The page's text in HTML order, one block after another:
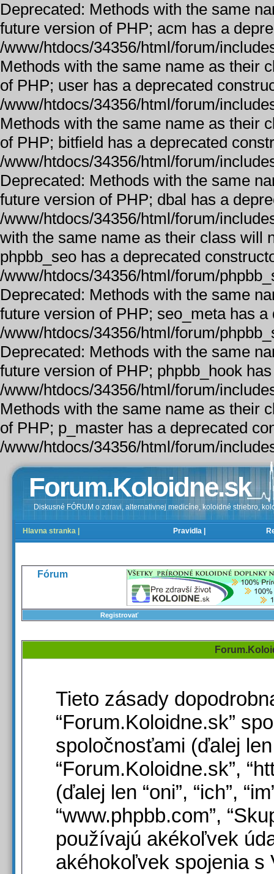
Deprecated: Methods with the same
future version of PHP; acm has a
/www/htdocs/34356/html/forum/
Methods with the same name as their
of PHP; user has a deprecated
/www/htdocs/34356/html/forum/
Methods with the same name as their
of PHP; bitfield has a deprecated
/www/htdocs/34356/html/forum/
Deprecated: Methods with the same
future version of PHP; dbal has a
/www/htdocs/34356/html/forum/
with the same name as their class will
phpbb_seo has a deprecated
/www/htdocs/34356/html/forum/
Deprecated: Methods with the same
future version of PHP; seo_meta has
/www/htdocs/34356/html/forum/
Deprecated: Methods with the same
future version of PHP; phpbb_hook
/www/htdocs/34356/html/forum/
Methods with the same name as their
of PHP; p_master has a deprecated
/www/htdocs/34356/html/forum/
Forum.Koloidne.sk
Diskusné FÓRUM o zdravi, alternativnej medicíne, koloidné striebro,
Hlavna stranka | Pravidla |
Fórum
Registrovať
Tieto zásady
“Forum.Koloidne.sk”
spoločnosťami (ďalej len
“Forum.Koloidne.sk”,
(ďalej len “oni”, “ich”,
“www.phpbb.com”,
používajú akékoľvek
akéhokoľvek spojenia s